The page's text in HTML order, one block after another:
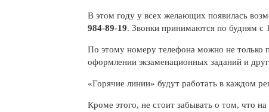
В этом году у всех желающих появилась
984-89-19. Звонки принимаются по будням с
По этому номеру телефона можно не только
оформлении экзаменационных заданий и
«Горячие линии» будут работать в каждом
Кроме этого, не стоит забывать о том, что